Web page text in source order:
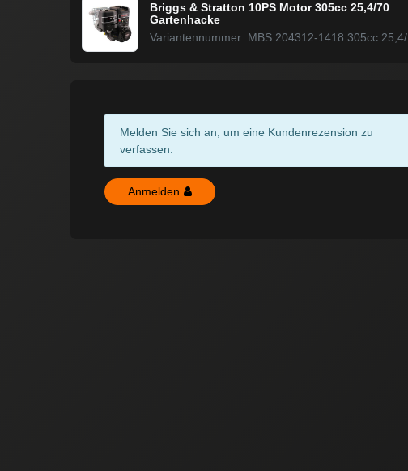
Briggs & Stratton 10PS Motor 305cc 25,4/70
Gartenhacke
Variantennummer: MBS 204312-1418 305cc 25,4/
Melden Sie sich an, um eine Kundenrezension zu
verfassen.
Anmelden